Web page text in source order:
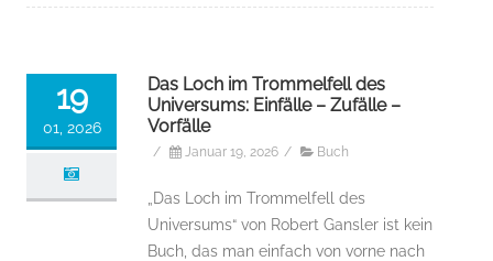
19
01, 2026
Das Loch im Trommelfell des
Universums: Einfälle – Zufälle –
Vorfälle
/ Januar 19, 2026 / Buch
„Das Loch im Trommelfell des
Universums“ von Robert Gansler ist kein
Buch, das man einfach von vorne nach